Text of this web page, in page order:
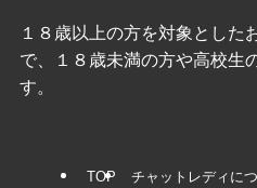
１８歳以上の方を対象とした
で、１８歳未満の方や高校生
す。
TOP チャットレディに